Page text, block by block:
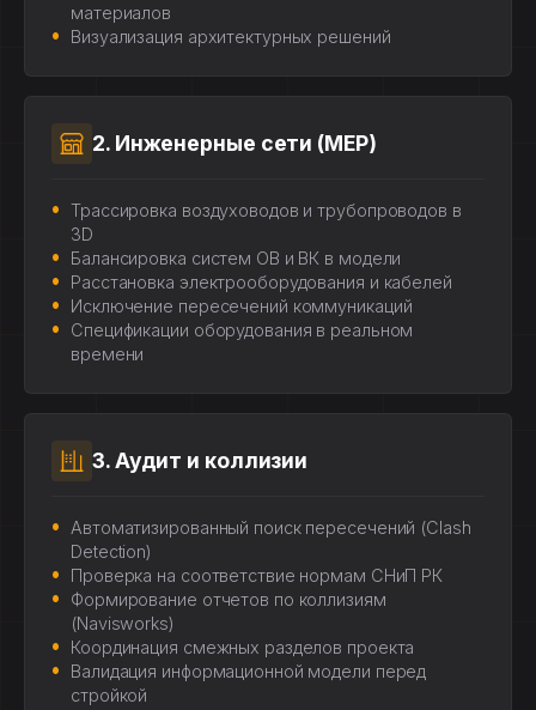
материалов
Визуализация архитектурных решений
2. Инженерные сети (MEP)
Трассировка воздуховодов и трубопроводов в
3D
Балансировка систем ОВ и ВК в модели
Расстановка электрооборудования и кабелей
Исключение пересечений коммуникаций
Спецификации оборудования в реальном
времени
3. Аудит и коллизии
Автоматизированный поиск пересечений (Clash
Detection)
Проверка на соответствие нормам СНиП РК
Формирование отчетов по коллизиям
(Navisworks)
Координация смежных разделов проекта
Валидация информационной модели перед
стройкой